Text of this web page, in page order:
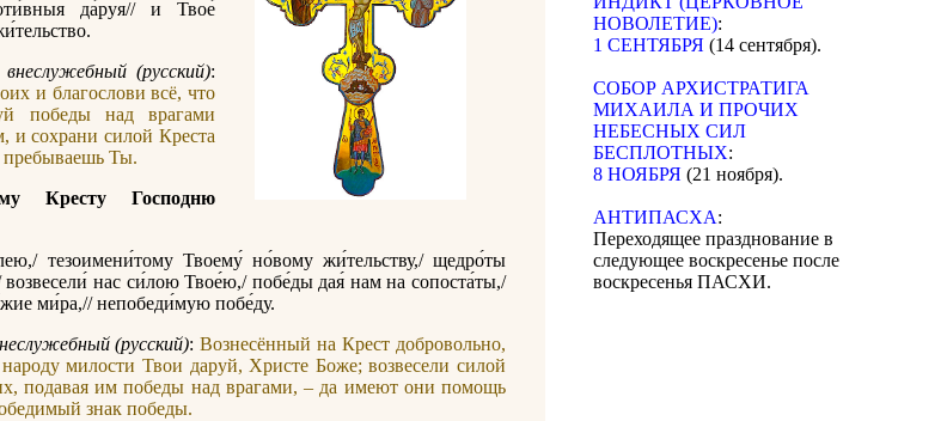
да́руя// и Твое́
(русский):
и благослови всё, что
победы над врагами
и сохрани силой Креста
пребываешь Ты.
Кресту Господню
тезоимени́тому Твоему́ но́вому жи́тельству,/ щедро́ты
нас си́лою Твое́ю,/ побе́ды дая́ нам на сопоста́ты,/
ми́ра,// непобеди́мую побе́ду.
(русский):Вознесённый на Крест добровольно,
милости Твои даруй, Христе Боже; возвесели силой
подавая им победы над врагами, – да имеют они помощь
знак победы.
НОВОЛЕТИЕ):
1 СЕНТЯБРЯ (14 сентября).
CОБОР АРХИСТРАТИГА
МИХАИЛА И ПРОЧИХ
НЕБЕСНЫХ СИЛ
БЕСПЛОТНЫХ:
8 НОЯБРЯ (21 ноября).
АНТИПАСХА:
Переходящее празднование в
следующее воскресенье после
воскресенья ПАСХИ.